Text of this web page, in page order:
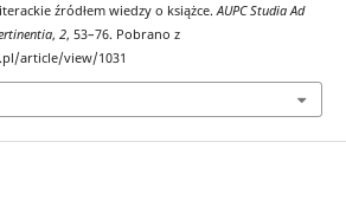
źródłem wiedzy o książce. AUPC Studia Ad
, 2, 53–76. Pobrano z
article/view/1031